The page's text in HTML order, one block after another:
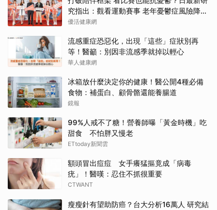
究指出：觀看運動賽事 老年憂鬱症風險降低
3成
優活健康網
流感重症恐惡化，出現「這些」症狀別再
等！醫籲：別因非流感季就掉以輕心
華人健康網
冰箱放什麼決定你的健康！醫公開4種必備
食物：補蛋白、顧骨骼還能養腸道
鏡報
99%人戒不了糖！營養師曝「黃金時機」吃
甜食 不怕胖又慢老
ETtoday新聞雲
額頭冒出痘痘 女手癢猛摳竟成「病毒
疣」！醫嘆：忍住不抓很重要
CTWANT
瘦瘦針有望助防癌？台大分析16萬人 研究結